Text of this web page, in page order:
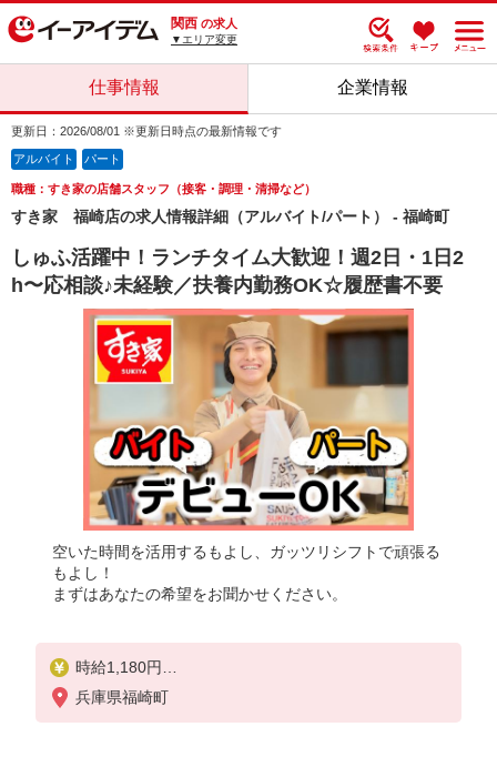
関西 の求人
▼エリア変更
仕事情報 企業情報
更新日：2026/08/01 ※更新日時点の最新情報です
アルバイト パート
職種：すき家の店舗スタッフ（接客・調理・清掃など）
すき家 福崎店の求人情報詳細（アルバイト/パート） - 福崎町
しゅふ活躍中！ランチタイム大歓迎！週2日・1日2
h〜応相談♪未経験／扶養内勤務OK☆履歴書不要
空いた時間を活用するもよし、ガッツリシフトで頑張る
もよし！
まずはあなたの希望をお聞かせください。
時給1,180円
※22:00〜翌5:00：時給1,475円
※高校生時給1,150円
兵庫県福崎町